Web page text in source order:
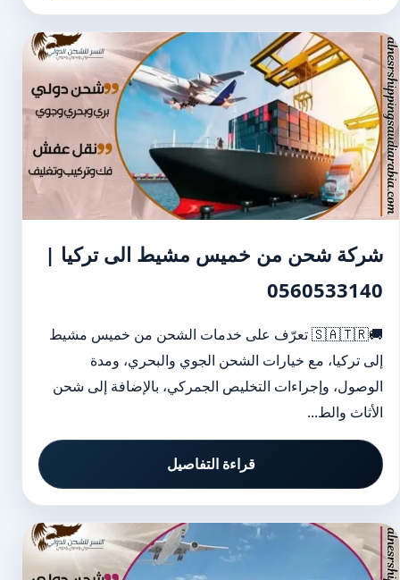
شركة شحن من خميس مشيط الى تركيا |
0560533140
🚚🇸🇦🇹🇷 تعرّف على خدمات الشحن من خميس مشيط
إلى تركيا، مع خيارات الشحن الجوي والبحري، ومدة
الوصول، وإجراءات التخليص الجمركي، بالإضافة إلى شحن
الأثاث والط...
قراءة التفاصيل